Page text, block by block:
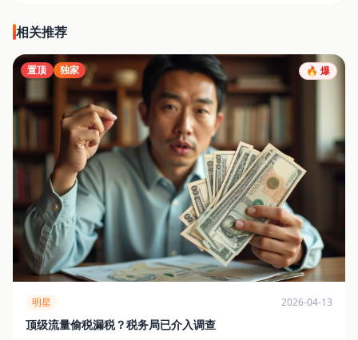
相关推荐
置顶 独家 🔥 爆
明星 2026-04-13
顶级流量偷税漏税？税务局已介入调查